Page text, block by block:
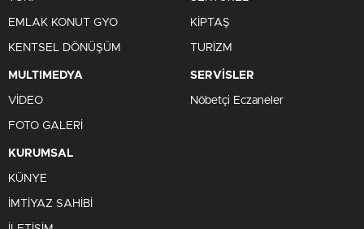
EMLAK KONUT GYO
KENTSEL DÖNÜŞÜM
KİPTAŞ
TURİZM
MULTIMEDYA
VİDEO
FOTO GALERİ
SERVİSLER
Nöbetçi Eczaneler
KURUMSAL
KÜNYE
İMTİYAZ SAHİBİ